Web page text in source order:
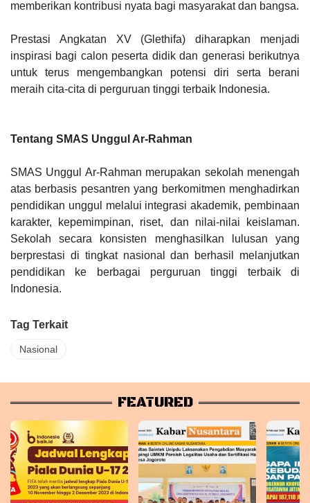
memberikan kontribusi nyata bagi masyarakat dan bangsa.
Prestasi Angkatan XV (Glethifa) diharapkan menjadi
inspirasi bagi calon peserta didik dan generasi berikutnya
untuk terus mengembangkan potensi diri serta berani
meraih cita-cita di perguruan tinggi terbaik Indonesia.
Tentang SMAS Unggul Ar-Rahman
SMAS Unggul Ar-Rahman merupakan sekolah menengah
atas berbasis pesantren yang berkomitmen menghadirkan
pendidikan unggul melalui integrasi akademik, pembinaan
karakter, kepemimpinan, riset, dan nilai-nilai keislaman.
Sekolah secara konsisten menghasilkan lulusan yang
berprestasi di tingkat nasional dan berhasil melanjutkan
pendidikan ke berbagai perguruan tinggi terbaik di
Indonesia.
Tag Terkait
Nasional
FEATURED